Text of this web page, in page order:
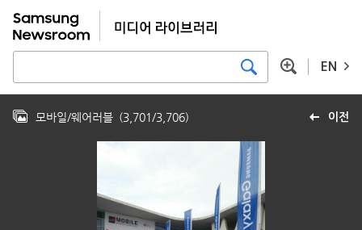
EN
이전
모바일/웨어러블 (3,701/3,706)